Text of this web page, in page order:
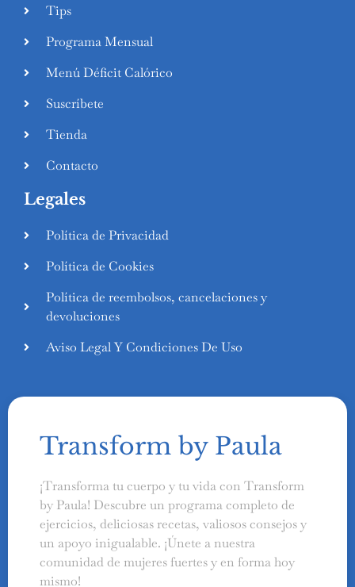
Tips
Programa Mensual
Menú Déficit Calórico
Suscríbete
Tienda
Contacto
Legales
Política de Privacidad
Política de Cookies
Política de reembolsos, cancelaciones y
devoluciones
Aviso Legal Y Condiciones De Uso
Transform by Paula
¡Transforma tu cuerpo y tu vida con Transform
by Paula! Descubre un programa completo de
ejercicios, deliciosas recetas, valiosos consejos y
un apoyo inigualable. ¡Únete a nuestra
comunidad de mujeres fuertes y en forma hoy
mismo!